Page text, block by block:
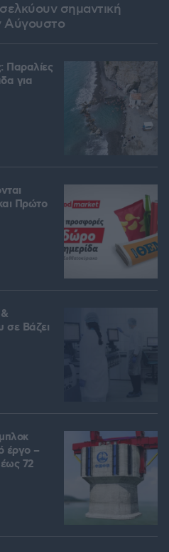
σημαντική
Αύγουστο
Παραλίες
για
Πρώτο
σε Bάζει
έργο –
72